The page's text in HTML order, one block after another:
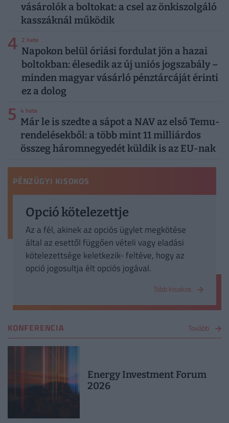
vásárolók a boltokat: a csel az önkiszolgáló
kasszáknál működik
4 2 hete
Napokon belül óriási fordulat jön a hazai
boltokban: élesedik az új uniós jogszabály –
minden magyar vásárló pénztárcáját érinti
ez a dolog
5 4 hete
Már le is szedte a sápot a NAV az első Temu-
rendelésekből: a több mint 11 milliárdos
összeg háromnegyedét küldik is az EU-nak
PÉNZÜGYI KISOKOS
Opció kötelezettje
Az a fél, akinek az opciós ügylet megkötése
által az esettől függően vételi vagy eladási
kötelezettsége keletkezik- feltéve, hogy az
opció jogosultja élt opciós jogával.
Több kisokos
KONFERENCIA Tovább
Energy Investment Forum
2026